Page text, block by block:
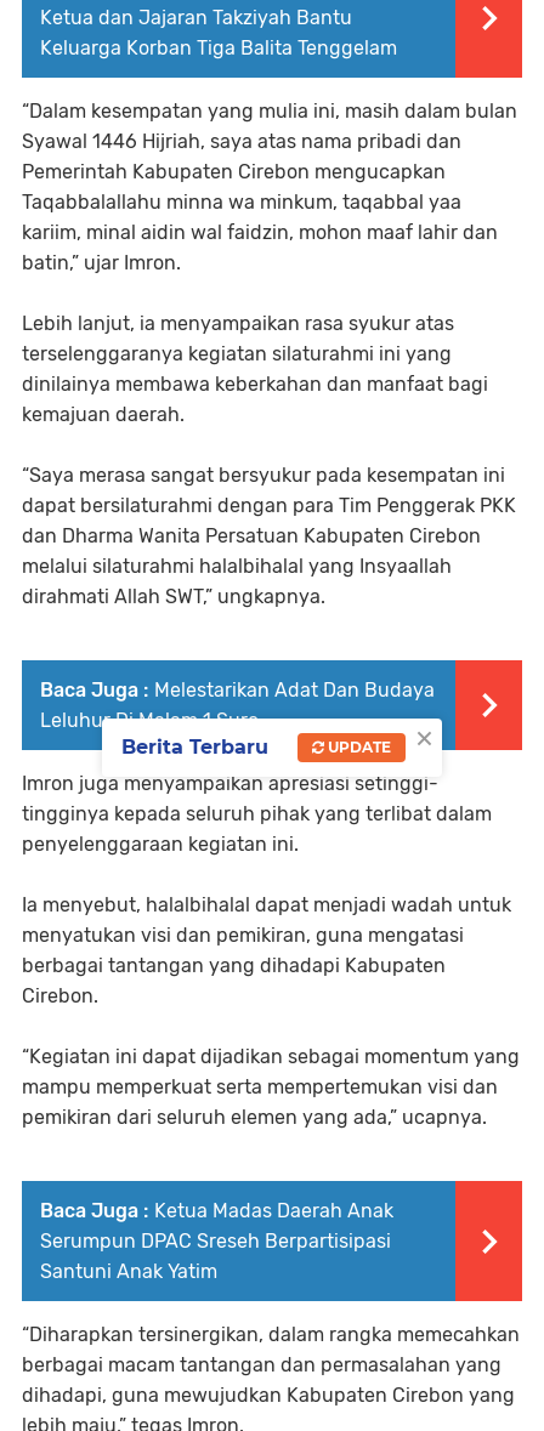
Ketua dan Jajaran Takziyah Bantu
Keluarga Korban Tiga Balita Tenggelam
“Dalam kesempatan yang mulia ini, masih dalam bulan
Syawal 1446 Hijriah, saya atas nama pribadi dan
Pemerintah Kabupaten Cirebon mengucapkan
Taqabbalallahu minna wa minkum, taqabbal yaa
kariim, minal aidin wal faidzin, mohon maaf lahir dan
batin,” ujar Imron.
Lebih lanjut, ia menyampaikan rasa syukur atas
terselenggaranya kegiatan silaturahmi ini yang
dinilainya membawa keberkahan dan manfaat bagi
kemajuan daerah.
“Saya merasa sangat bersyukur pada kesempatan ini
dapat bersilaturahmi dengan para Tim Penggerak PKK
dan Dharma Wanita Persatuan Kabupaten Cirebon
melalui silaturahmi halalbihalal yang Insyaallah
dirahmati Allah SWT,” ungkapnya.
Baca Juga : Melestarikan Adat Dan Budaya
Leluhur Di Malam 1 Suro
Imron juga menyampaikan apresiasi setinggi-
tingginya kepada seluruh pihak yang terlibat dalam
penyelenggaraan kegiatan ini.
Ia menyebut, halalbihalal dapat menjadi wadah untuk
menyatukan visi dan pemikiran, guna mengatasi
berbagai tantangan yang dihadapi Kabupaten
Cirebon.
“Kegiatan ini dapat dijadikan sebagai momentum yang
mampu memperkuat serta mempertemukan visi dan
pemikiran dari seluruh elemen yang ada,” ucapnya.
Baca Juga : Ketua Madas Daerah Anak
Serumpun DPAC Sreseh Berpartisipasi
Santuni Anak Yatim
“Diharapkan tersinergikan, dalam rangka memecahkan
berbagai macam tantangan dan permasalahan yang
dihadapi, guna mewujudkan Kabupaten Cirebon yang
lebih maju,” tegas Imron.
×
Berita Terbaru UPDATE